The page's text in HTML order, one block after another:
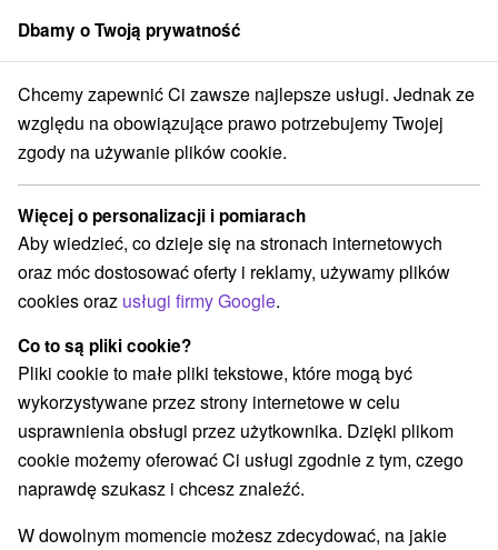
członek grupySorger
prenájom Západné Slovensko Trenčiansky kraj Stará Lehota
Chaty na prenájom Stará Lehota
Kategorie
Wszystkie kategorie
Apartmány(1)
Chaty na prenájom(2) Drevenice
Wybierz lokalizację lub datę
WSZYSTKO NAJTAŃSZE NAJDROŻSZE NA
Dbamy o Twoją prywatność
Chcemy zapewnić Ci zawsze najlepsze usługi. Jednak ze
względu na obowiązujące prawo potrzebujemy Twojej
zgody na używanie plików cookie.
Więcej o personalizacji i pomiarach
Aby wiedzieć, co dzieje się na stronach internetowych
oraz móc dostosować oferty i reklamy, używamy plików
cookies oraz usługi firmy Google.
Co to są pliki cookie?
Pliki cookie to małe pliki tekstowe, które mogą być
wykorzystywane przez strony internetowe w celu
usprawnienia obsługi przez użytkownika. Dzięki plikom
cookie możemy oferować Ci usługi zgodnie z tym, czego
naprawdę szukasz i chcesz znaleźć.
W dowolnym momencie możesz zdecydować, na jakie